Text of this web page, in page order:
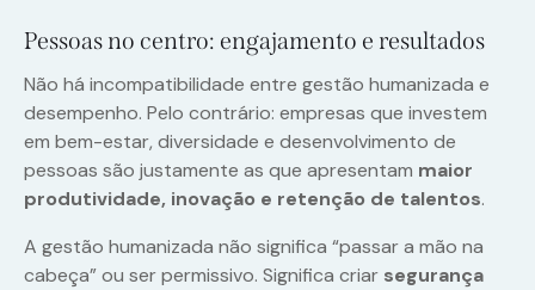
Pessoas no centro: engajamento e resultados
Não há incompatibilidade entre gestão humanizada e
desempenho. Pelo contrário: empresas que investem
em bem-estar, diversidade e desenvolvimento de
pessoas são justamente as que apresentam maior
produtividade, inovação e retenção de talentos.
A gestão humanizada não significa “passar a mão na
cabeça” ou ser permissivo. Significa criar segurança